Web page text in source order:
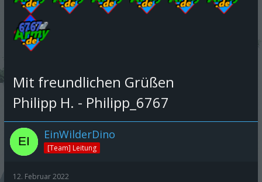
Mit freundlichen Grüßen
Philipp H. - Philipp_6767
EinWilderDino
[Team] Leitung
12. Februar 2022